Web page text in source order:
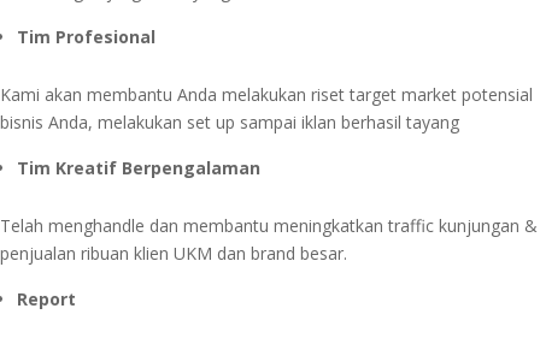
Tim Profesional
Kami akan membantu Anda melakukan riset target market potensial
bisnis Anda, melakukan set up sampai iklan berhasil tayang
Tim Kreatif Berpengalaman
Telah menghandle dan membantu meningkatkan traffic kunjungan &
penjualan ribuan klien UKM dan brand besar.
Report